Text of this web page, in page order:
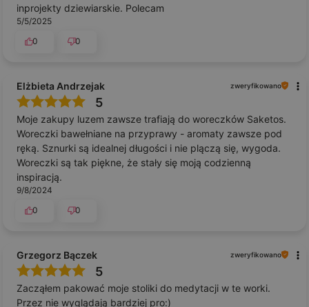
inprojekty dziewiarskie. Polecam
5/5/2025
0
0
Elżbieta Andrzejak zweryfikowano
5
Moje zakupy luzem zawsze trafiają do woreczków Saketos.
Woreczki bawełniane na przyprawy - aromaty zawsze pod
ręką. Sznurki są idealnej długości i nie plączą się, wygoda.
Woreczki są tak piękne, że stały się moją codzienną
inspiracją.
9/8/2024
0
0
Grzegorz Bączek zweryfikowano
5
Zacząłem pakować moje stoliki do medytacji w te worki.
Przez nie wyglądają bardziej pro:)